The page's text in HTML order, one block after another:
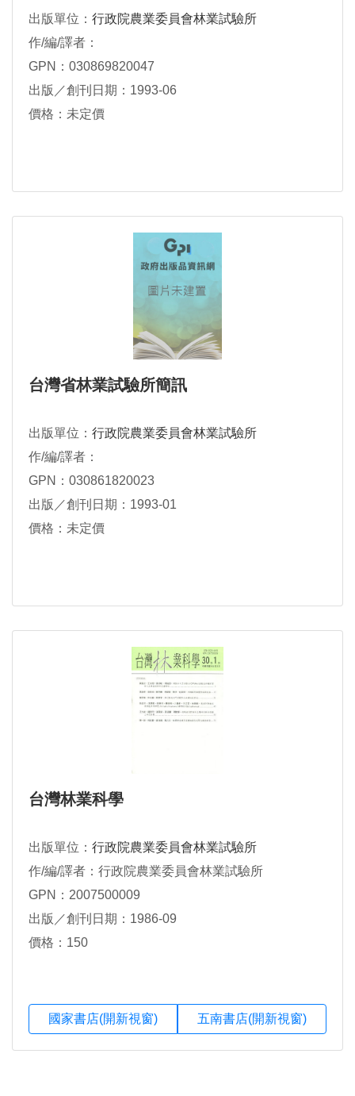
出版單位： 行政院農業委員會林業試驗所
作/編/譯者：
GPN：030869820047
出版／創刊日期：1993-06
價格：未定價
台灣省林業試驗所簡訊
出版單位： 行政院農業委員會林業試驗所
作/編/譯者：
GPN：030861820023
出版／創刊日期：1993-01
價格：未定價
台灣林業科學
出版單位： 行政院農業委員會林業試驗所
作/編/譯者：行政院農業委員會林業試驗所
GPN：2007500009
出版／創刊日期：1986-09
價格：150
國家書店(開新視窗) 五南書店(開新視窗)